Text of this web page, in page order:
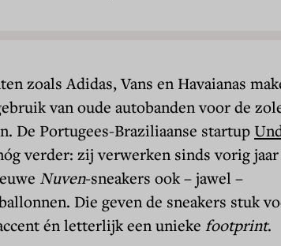
zoals Adidas, Vans en Havaianas
van oude autobanden voor de
De Portugees-Braziliaanse startup
verder: zij verwerken sinds vorig
Nuven-sneakers ook – jawel –
Die geven de sneakers stuk
én letterlijk een unieke footprint.